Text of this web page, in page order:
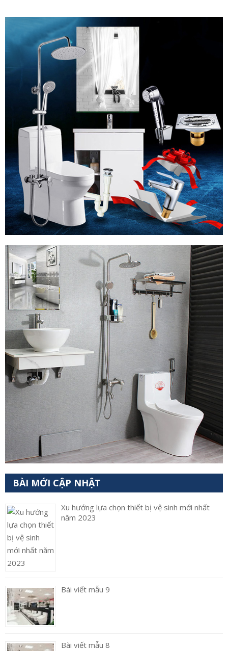
BÀI MỚI CẬP NHẬT
Xu hướng lựa chọn thiết bị vệ sinh mới nhất
năm 2023
Bài viết mẫu 9
Bài viết mẫu 8